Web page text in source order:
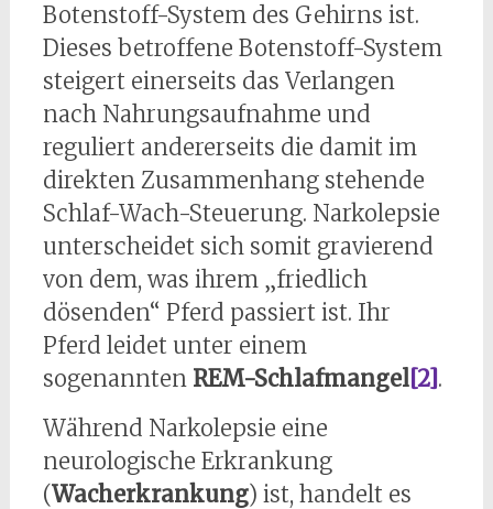
Botenstoff-System des Gehirns ist.
Dieses betroffene Botenstoff-System
steigert einerseits das Verlangen
nach Nahrungsaufnahme und
reguliert andererseits die damit im
direkten Zusammenhang stehende
Schlaf-Wach-Steuerung. Narkolepsie
unterscheidet sich somit gravierend
von dem, was ihrem „friedlich
dösenden“ Pferd passiert ist. Ihr
Pferd leidet unter einem
sogenannten REM-Schlafmangel[2] .
Während Narkolepsie eine
neurologische Erkrankung
(Wacherkrankung) ist, handelt es